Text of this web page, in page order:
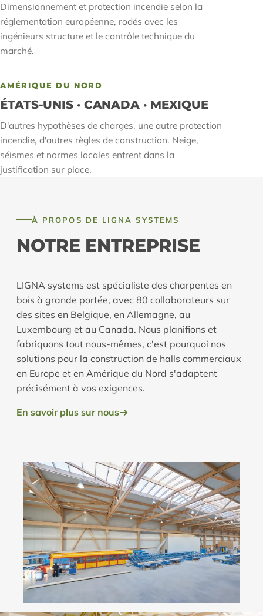
Dimensionnement et protection incendie selon la
réglementation européenne, rodés avec les
ingénieurs structure et le contrôle technique du
marché.
AMÉRIQUE DU NORD
ÉTATS-UNIS · CANADA · MEXIQUE
D'autres hypothèses de charges, une autre protection
incendie, d'autres règles de construction. Neige,
séismes et normes locales entrent dans la
justification sur place.
À PROPOS DE LIGNA SYSTEMS
NOTRE ENTREPRISE
LIGNA systems est spécialiste des charpentes en
bois à grande portée, avec 80 collaborateurs sur
des sites en Belgique, en Allemagne, au
Luxembourg et au Canada. Nous planifions et
fabriquons tout nous-mêmes, c'est pourquoi nos
solutions pour la construction de halls commerciaux
en Europe et en Amérique du Nord s'adaptent
précisément à vos exigences.
En savoir plus sur nous